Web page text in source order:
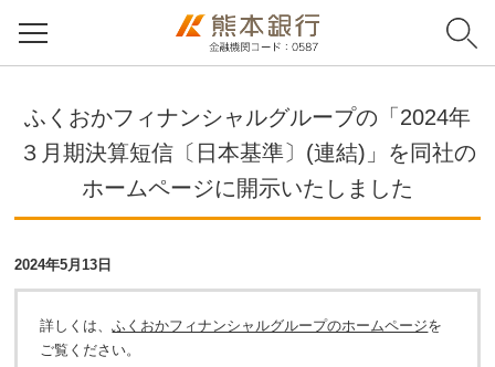
ふくおかフィナンシャルグループの「2024年
３月期決算短信〔日本基準〕(連結)」を同社の
ホームページに開示いたしました
2024年5月13日
詳しくは、ふくおかフィナンシャルグループのホームページを
ご覧ください。